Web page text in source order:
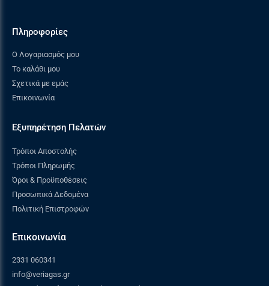
Πληροφορίες
Ο Λογαριασμός μου
Το καλάθι μου
Σχετικά με εμάς
Επικοινωνία
Εξυπηρέτηση Πελατών
Τρόποι Αποστολής
Τρόποι Πληρωμής
Όροι & Προϋποθέσεις
Προσωπικά Δεδομένα
Πολιτική Επιστροφών
Επικοινωνία
2331 060341
info@veriagas.gr